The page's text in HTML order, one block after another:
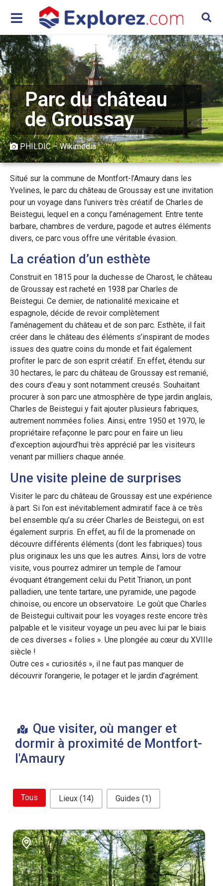
Parc du château
de Groussay
PHILDIC – Wikimedia
Situé sur la commune de Montfort-l’Amaury dans les
Yvelines, le parc du château de Groussay est une invitation
pour un voyage dans l’univers très créatif de Charles de
Beistegui, lequel en a conçu l’aménagement. Entre tente
barbare, chambres de verdure, pagode et autres éléments
divers, ce parc vous offre une véritable évasion.
La création d’un esthète
Construit en 1815 pour la duchesse de Charost, le château
de Groussay est racheté en 1938 par Charles de
Beistegui. Ce dernier, de nationalité mexicaine et
espagnole, décide de revoir complètement
l’aménagement du château et de son parc. Esthète, il fait
créer dans le château des éléments s’inspirant de modes
issues des quatre coins du monde et fait également
profiter le parc de son esprit créatif. En effet, étendu sur
30 hectares, le parc du château de Groussay est remanié,
des cours d’eau y sont notamment creusés. Souhaitant
procurer à son parc une atmosphère de type jardin anglais,
Charles de Beistegui y fait ajouter plusieurs fabriques,
autrement nommées folies. Ainsi, entre 1950 et 1970, le
propriétaire refaçonne le parc pour en faire un lieu
d’exception aujourd’hui très apprécié par les visiteurs
venant par milliers chaque année.
Une visite pleine de surprises
Visiter le parc du château de Groussay est une expérience
à part. Si l’on est inévitablement admiratif face à ce très
bel ensemble qu’a su créer Charles de Beistegui, on est
également surpris. En effet, au fil de la promenade on
découvre différents éléments (dont les fabriques) tous
plus originaux les uns que les autres. Ainsi, lors de votre
visite, vous pourrez admirer un temple de l’amour
évoquant étrangement celui du Petit Trianon, un pont
palladien, une tente tartare, une pyramide, une pagode
chinoise, ou encore un observatoire. Le goût que Charles
de Beistegui cultivait pour les voyages reste encore très
palpable et le visiteur voyage un peu avec lui par le biais
de ces diverses « folies ». Une plongée au cœur du XVIIIe
siècle !
Outre ces « curiosités », il ne faut pas manquer de
découvrir l’orangerie, le potager et le jardin d’agrément.
Que visiter, où manger et
dormir à proximité de Montfort-
l'Amaury
bouton filtre related
Tous Lieux (14) Guides (1)